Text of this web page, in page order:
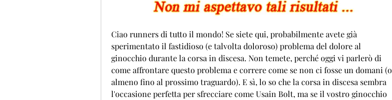
Ciao runners di tutto il mondo! Se siete qui, probabilmente avete già
sperimentato il fastidioso (e talvolta doloroso) problema del dolore al
ginocchio durante la corsa in discesa. Non temete, perché oggi vi parlerò di
come affrontare questo problema e correre come se non ci fosse un domani (o
almeno fino al prossimo traguardo). E sì, lo so che la corsa in discesa sembra
l'occasione perfetta per sfrecciare come Usain Bolt, ma se il vostro ginocchio